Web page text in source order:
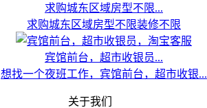
求购城东区域房型不限...
求购城东区域房型不限装修不限
宾馆前台，超市收银员...
想找一个夜班工作，宾馆前台，超市收银...
关于我们